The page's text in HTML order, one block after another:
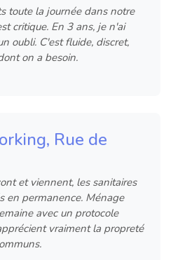
toute la journée dans notre
critique. En 3 ans, je n'ai
oubli. C'est fluide, discret,
on a besoin.
Rue de
et viennent, les sanitaires
en permanence. Ménage
avec un protocole
vraiment la propreté